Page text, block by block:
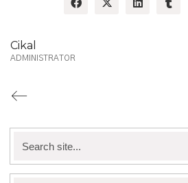
Cikal
ADMINISTRATOR
for: